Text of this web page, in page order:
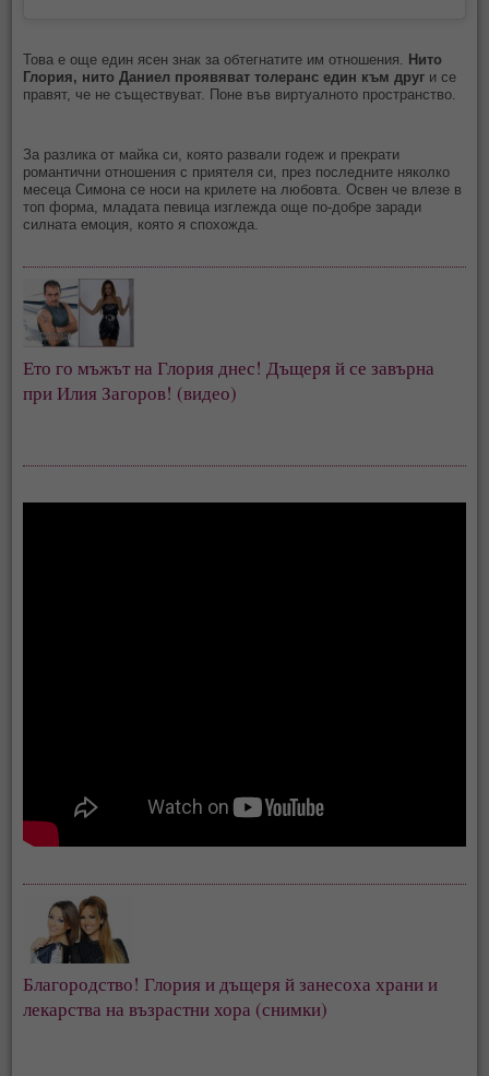
Това е още един ясен знак за обтегнатите им отношения.
Нито
Глория, нито Даниел проявяват толеранс един към друг и се
правят, че не съществуват. Поне във виртуалното пространство.
За разлика от майка си, която развали годеж и прекрати
романтични отношения с приятеля си, през последните няколко
месеца Симона се носи на крилете на любовта. Освен че влезе в
топ форма, младата певица изглежда още по-добре заради
силната емоция, която я спохожда.
Ето го мъжът на Глория днес! Дъщеря й се завърна
при Илия Загоров! (видео)
Благородство! Глория и дъщеря й занесоха храни и
лекарства на възрастни хора (снимки)